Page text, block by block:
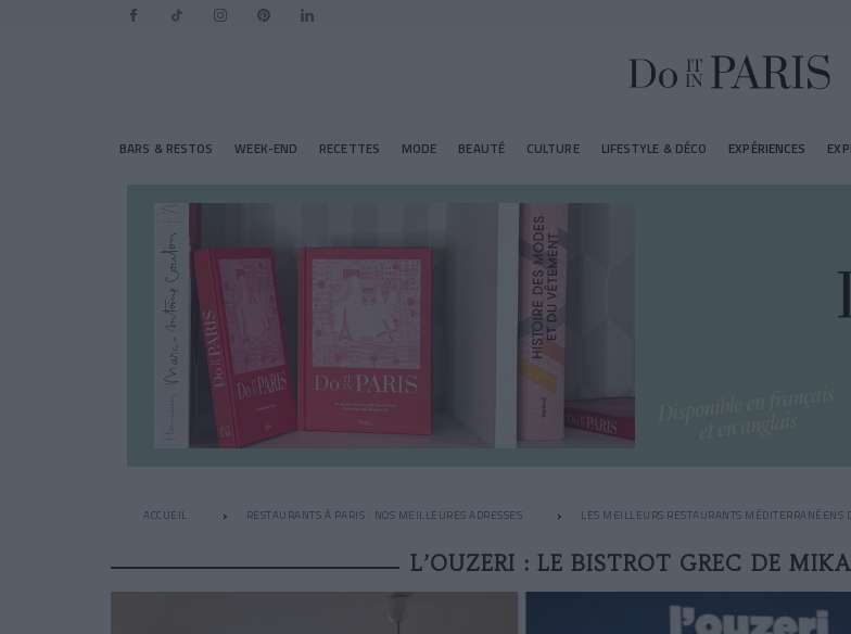
BARS & RESTOS WEEK-END RECETTES MODE BEAUTÉ CULTURE LIFESTYLE & DÉCO EXPÉRIENCES
ACCUEIL RESTAURANTS À PARIS : NOS MEILLEURES ADRESSES LES MEILLEURS RESTAURANTS MÉDITERRANÉENS
L’OUZERI : LE BISTROT GREC DE